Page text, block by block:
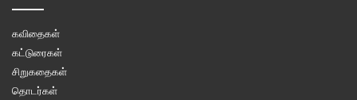
கவிதைகள்
கட்டுரைகள்
சிறுகதைகள்
தொடர்கள்